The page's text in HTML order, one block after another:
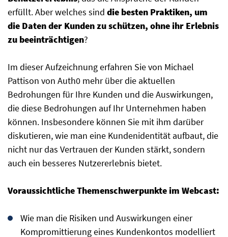
erfüllt. Aber welches sind die besten Praktiken, um
die Daten der Kunden zu schützen, ohne ihr Erlebnis
zu beeinträchtigen?
Im dieser Aufzeichnung erfahren Sie von Michael
Pattison von Auth0 mehr über die aktuellen
Bedrohungen für Ihre Kunden und die Auswirkungen,
die diese Bedrohungen auf Ihr Unternehmen haben
können. Insbesondere können Sie mit ihm darüber
diskutieren, wie man eine Kundenidentität aufbaut, die
nicht nur das Vertrauen der Kunden stärkt, sondern
auch ein besseres Nutzererlebnis bietet.
Voraussichtliche Themenschwerpunkte im Webcast:
Wie man die Risiken und Auswirkungen einer
Kompromittierung eines Kundenkontos modelliert